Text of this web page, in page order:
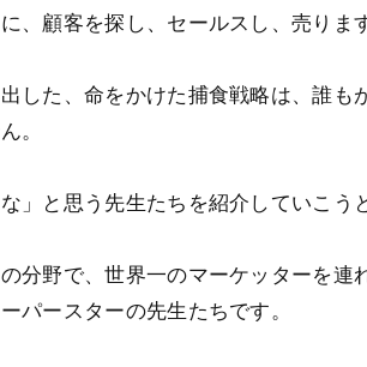
、顧客を探し、セールスし、売りま
した、命をかけた捕食戦略は、誰も
。
」と思う先生たちを紹介していこう
分野で、世界一のマーケッターを連
パースターの先生たちです。